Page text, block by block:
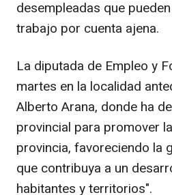
desempleadas que
trabajo por cuenta ajena.
La diputada de Empleo y
martes en la localidad
Alberto Arana, donde ha
provincial para promover
provincia, favoreciendo la
que contribuya a un
habitantes y territorios".